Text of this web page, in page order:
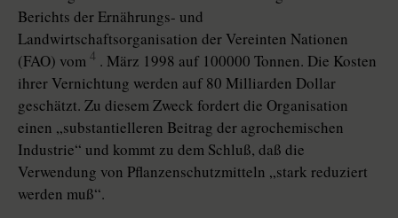
Berichts der Ernährungs- und
Landwirtschaftsorganisation der Vereinten Nationen
(FAO) vom 4 . März 1998 auf 100000 Tonnen. Die Kosten
ihrer Vernichtung werden auf 80 Milliarden Dollar
geschätzt. Zu diesem Zweck fordert die Organisation
einen „substantielleren Beitrag der agrochemischen
Industrie“ und kommt zu dem Schluß, daß die
Verwendung von Pflanzenschutzmitteln „stark reduziert
werden muß“.